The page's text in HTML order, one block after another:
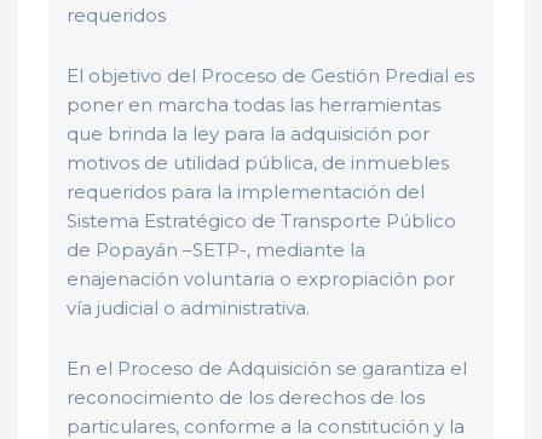
requeridos
El objetivo del Proceso de Gestión Predial es
poner en marcha todas las herramientas
que brinda la ley para la adquisición por
motivos de utilidad pública, de inmuebles
requeridos para la implementación del
Sistema Estratégico de Transporte Público
de Popayán –SETP-, mediante la
enajenación voluntaria o expropiación por
vía judicial o administrativa.
En el Proceso de Adquisición se garantiza el
reconocimiento de los derechos de los
particulares, conforme a la constitución y la